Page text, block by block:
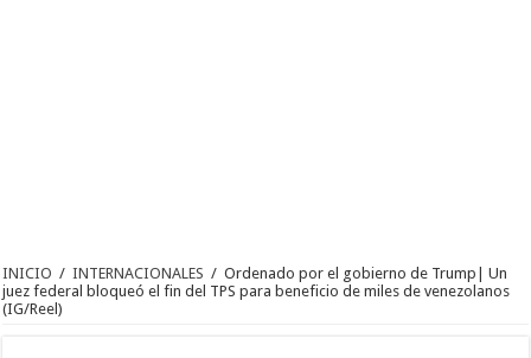
INICIO / INTERNACIONALES / Ordenado por el gobierno de Trump| Un
juez federal bloqueó el fin del TPS para beneficio de miles de venezolanos
(IG/Reel)